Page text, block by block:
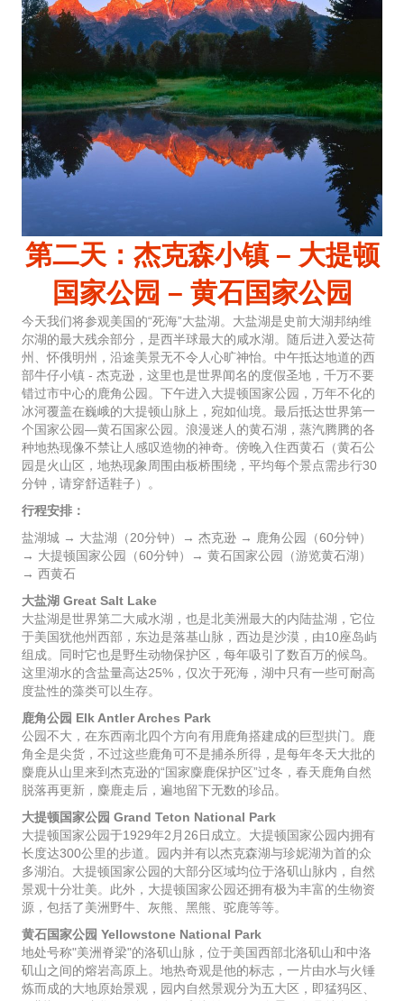
第二天：杰克森小镇 – 大提顿
国家公园 – 黄石国家公园
今天我们将参观美国的“死海”大盐湖。大盐湖是史前大湖邦纳维
尔湖的最大残余部分，是西半球最大的咸水湖。随后进入爱达荷
州、怀俄明州，沿途美景无不令人心旷神怡。中午抵达地道的西
部牛仔小镇 - 杰克逊，这里也是世界闻名的度假圣地，千万不要
错过市中心的鹿角公园。下午进入大提顿国家公园，万年不化的
冰河覆盖在巍峨的大提顿山脉上，宛如仙境。最后抵达世界第一
个国家公园—黄石国家公园。浪漫迷人的黄石湖，蒸汽腾腾的各
种地热现像不禁让人感叹造物的神奇。傍晚入住西黄石（黄石公
园是火山区，地热现象周围由板桥围绕，平均每个景点需步行30
分钟，请穿舒适鞋子）。
行程安排：
盐湖城 → 大盐湖（20分钟）→ 杰克逊 → 鹿角公园（60分钟）
→ 大提顿国家公园（60分钟）→ 黄石国家公园（游览黄石湖）
→ 西黄石
大盐湖 Great Salt Lake
大盐湖是世界第二大咸水湖，也是北美洲最大的内陆盐湖，它位
于美国犹他州西部，东边是落基山脉，西边是沙漠，由10座岛屿
组成。同时它也是野生动物保护区，每年吸引了数百万的候鸟。
这里湖水的含盐量高达25%，仅次于死海，湖中只有一些可耐高
度盐性的藻类可以生存。
鹿角公园 Elk Antler Arches Park
公园不大，在东西南北四个方向有用鹿角搭建成的巨型拱门。鹿
角全是尖货，不过这些鹿角可不是捕杀所得，是每年冬天大批的
麋鹿从山里来到杰克逊的“国家麋鹿保护区”过冬，春天鹿角自然
脱落再更新，麋鹿走后，遍地留下无数的珍品。
大提顿国家公园 Grand Teton National Park
大提顿国家公园于1929年2月26日成立。大提顿国家公园内拥有
长度达300公里的步道。园内并有以杰克森湖与珍妮湖为首的众
多湖泊。大提顿国家公园的大部分区域均位于洛矶山脉内，自然
景观十分壮美。此外，大提顿国家公园还拥有极为丰富的生物资
源，包括了美洲野牛、灰熊、黑熊、驼鹿等等。
黄石国家公园 Yellowstone National Park
地处号称"美洲脊梁"的洛矶山脉，位于美国西部北洛矶山和中洛
矶山之间的熔岩高原上。地热奇观是他的标志，一片由水与火锤
炼而成的大地原始景观，园内自然景观分为五大区，即猛犸区、